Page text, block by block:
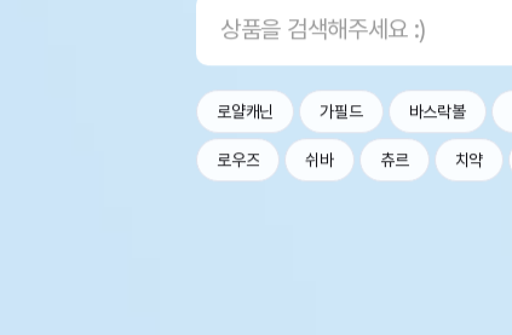
로얄캐닌 가필드 바스락볼
로우즈 쉬바 츄르 치약